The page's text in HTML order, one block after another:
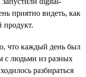
приятно видеть, как
продукт.
что каждый день был
с людьми из разных
разбираться